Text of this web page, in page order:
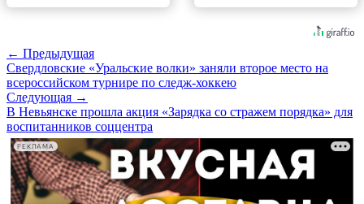
← Предыдущая
Свердловские «Уральские волки» заняли второе место на
всероссийском турнире по следж-хоккею
Следующая →
В Невьянске прошла акция «Зарядка со стражем порядка» для
воспитанников соццентра
РЕКЛАМА